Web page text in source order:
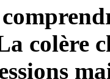
colère